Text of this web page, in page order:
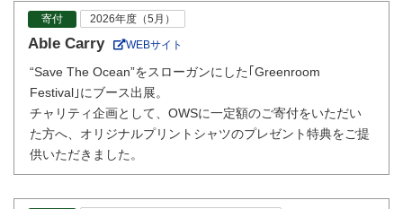
寄付 2026年度（5月）
Able Carry WEBサイト
“Save The Ocean”をスローガンにした｢Greenroom
Festival｣にブース出展。
チャリティ企画として、OWSに一定額のご寄付をいただい
た方へ、オリジナルプリントシャツのプレゼント特典をご提
供いただきました。